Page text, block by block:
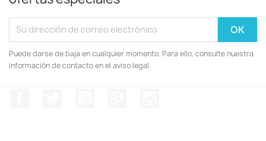
Puede darse de baja en cualquier momento. Para ello, consulte nuestra
información de contacto en el aviso legal.